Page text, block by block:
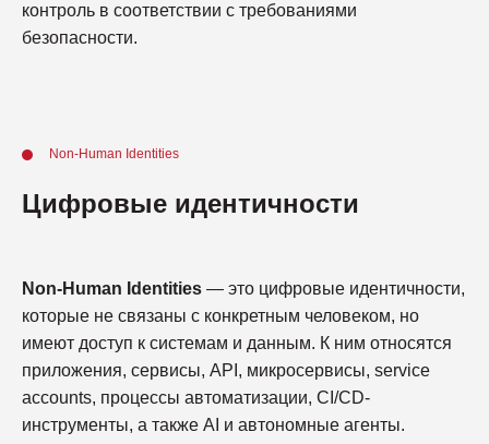
контроль в соответствии с требованиями
безопасности.
Non-Human Identities
Цифровые идентичности
Non-Human Identities — это цифровые идентичности,
которые не связаны с конкретным человеком, но
имеют доступ к системам и данным. К ним относятся
приложения, сервисы, API, микросервисы, service
accounts, процессы автоматизации, CI/CD-
инструменты, а также AI и автономные агенты.